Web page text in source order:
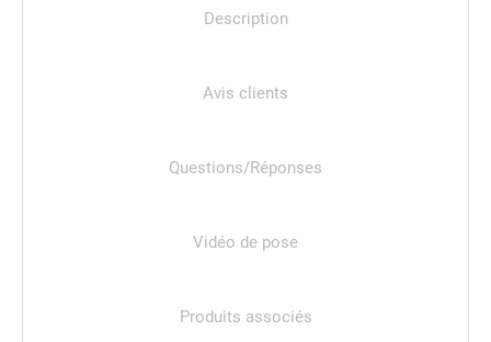
Description
Avis clients
Questions/Réponses
Vidéo de pose
Produits associés